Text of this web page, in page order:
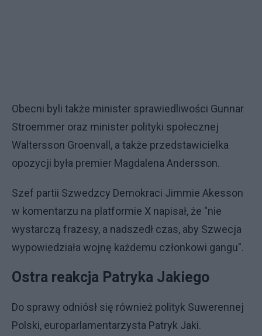
Obecni byli także minister sprawiedliwości Gunnar
Stroemmer oraz minister polityki społecznej
Waltersson Groenvall, a także przedstawicielka
opozycji była premier Magdalena Andersson.
Szef partii Szwedzcy Demokraci Jimmie Akesson
w komentarzu na platformie X napisał, że "nie
wystarczą frazesy, a nadszedł czas, aby Szwecja
wypowiedziała wojnę każdemu członkowi gangu".
Ostra reakcja Patryka Jakiego
Do sprawy odniósł się również polityk Suwerennej
Polski, europarlamentarzysta Patryk Jaki.